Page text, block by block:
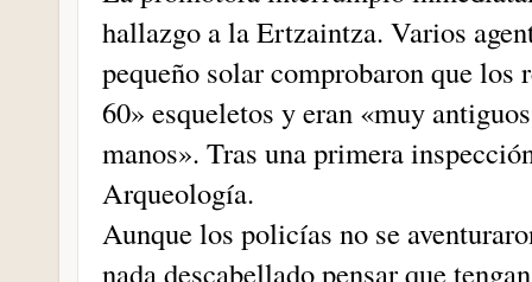
hallazgo a la Ertzaintza. Varios
pequeño solar comprobaron que los
60» esqueletos y eran «muy
manos». Tras una primera
Arqueología.
Aunque los policías no se
nada descabellado pensar que